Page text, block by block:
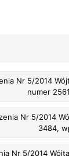
numer
Nr 5/2014
3484,
Nr 5/2014